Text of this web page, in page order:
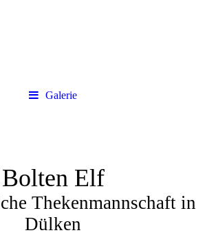
Galerie
Bolten Elf
Thekenmannschaft in
Dülken